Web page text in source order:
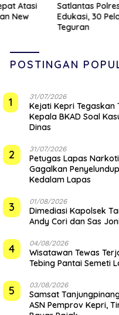
Atasi
New
Satlantas
Edukasi, 30
Teguran
POSTINGAN
1 31/07/2026
Kejati Kepri Tegaskan
Kepala BKAD Soal
Dinas
2 31/07/2026
Petugas Lapas
Gagalkan
Kedalam Lapas
3 01/08/2026
Dimediasi Kapolsek
Andy Cori dan Sas
4 04/08/2026
Wisatawan Tewas
Tebing Pantai Semeti
5 03/08/2026
Samsat
ASN Pemprov Kepri,